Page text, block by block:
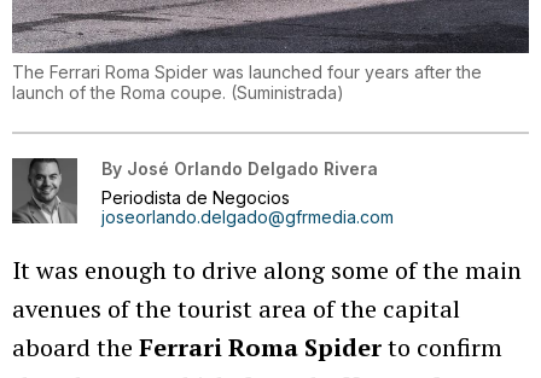
The Ferrari Roma Spider was launched four years after the
launch of the Roma coupe. (Suministrada)
By José Orlando Delgado Rivera
Periodista de Negocios
joseorlando.delgado@gfrmedia.com
It was enough to drive along some of the main
avenues of the tourist area of the capital
aboard the Ferrari Roma Spiderto confirm